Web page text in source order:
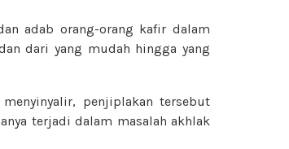
adab orang-orang kafir dalam
dari yang mudah hingga yang
penjiplakan tersebut
terjadi dalam masalah akhlak